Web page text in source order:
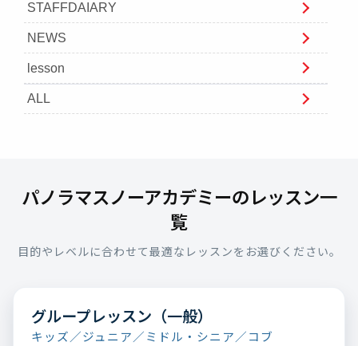
STAFFDAIARY
NEWS
lesson
ALL
パノラマスノーアカデミーのレッスン一
覧
目的やレベルに合わせて最適なレッスンをお選びください。
グループレッスン（一般）
キッズ／ジュニア／ミドル・シニア／コブ